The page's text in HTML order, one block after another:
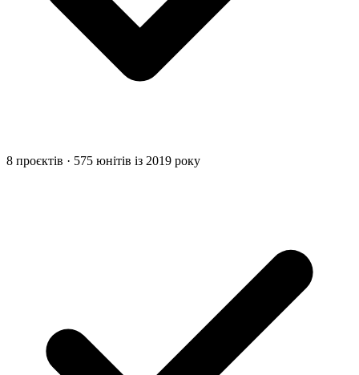
8 проєктів · 575 юнітів із 2019 року